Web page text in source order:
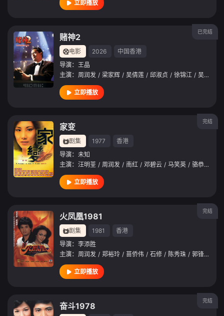
立即播放
已完结
赌神2
电影 2026
中国香港
导演： 王晶
主演： 周润发 / 梁家辉 / 吴倩莲 / 邱淑贞 / 徐锦江 / 吴兴国
立即播放
完结
家变
剧集 1977
香港
导演： 未知
主演： 汪明荃 / 周润发 / 南红 / 邓碧云 / 马笑英 / 骆恭 /
立即播放
完结
火凤凰1981
剧集 1981
香港
导演： 李添胜
主演： 周润发 / 郑裕玲 / 苗侨伟 / 石修 / 陈秀珠 / 郭锋 /
立即播放
完结
奋斗1978